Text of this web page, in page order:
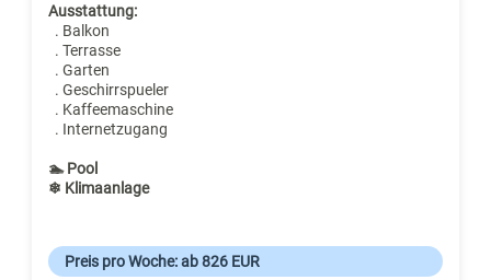
Ausstattung:
. Balkon
. Terrasse
. Garten
. Geschirrspueler
. Kaffeemaschine
. Internetzugang
🏊 Pool
❄ Klimaanlage
Preis pro Woche: ab 826 EUR